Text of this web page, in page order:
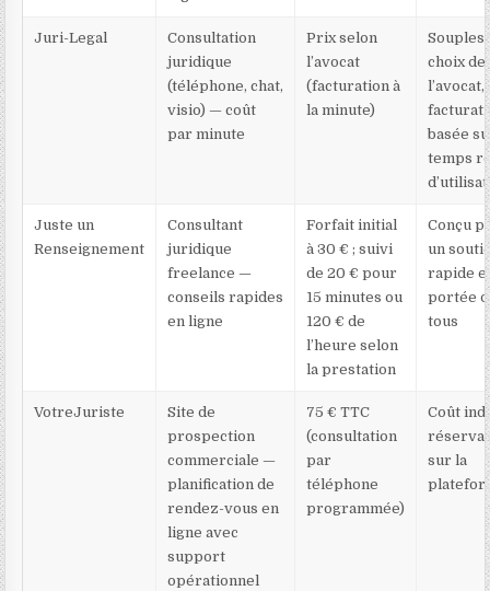
Juri-Legal
Consultation
juridique
(téléphone, chat,
visio) — coût
par minute
Prix selon
l’avocat
(facturation à
la minute)
choix de
l’avocat,
basée
temps
Juste un
Renseignement
Consultant
juridique
freelance —
conseils rapides
en ligne
Forfait initial
à 30 € ; suivi
de 20 € pour
15 minutes ou
120 € de
l’heure selon
la prestation
Conçu
un
rapide
portée
tous
VotreJuriste
Site de
prospection
commerciale —
planification de
rendez-vous en
ligne avec
support
opérationnel
75 € TTC
(consultation
par
téléphone
programmée)
Coût
sur la